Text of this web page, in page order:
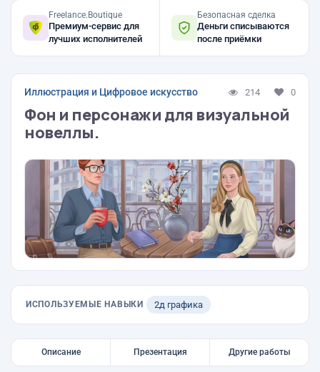
Freelance.Boutique
Премиум-сервис для
лучших исполнителей
Безопасная сделка
Деньги списываются
после приёмки
Иллюстрация и Цифровое искусство 214 0
Фон и персонажи для визуальной
новеллы.
ИСПОЛЬЗУЕМЫЕ НАВЫКИ 2д графика
Описание Презентация Другие работы